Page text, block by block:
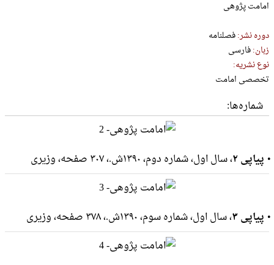
امامت پژوهی
دوره نشر:فصلنامه
زبان:فارسی
نوع نشریه:
تخصصی امامت
شماره‌ها:
پیاپی ۲ ، سال اول، شماره دوم، ۱۳۹۰ش.، ۳۰۷ صفحه، وزيرى
پیاپی ۳ ، سال اول، شماره سوم، ۱۳۹۰ش.، ۳۷۸ صفحه، وزيرى